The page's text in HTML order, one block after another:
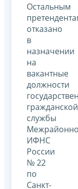
Остальным
отказано
в
назначении
на
вакантные
должности
гражданской
службы
ИФНС
России
№ 22
по
Санкт-